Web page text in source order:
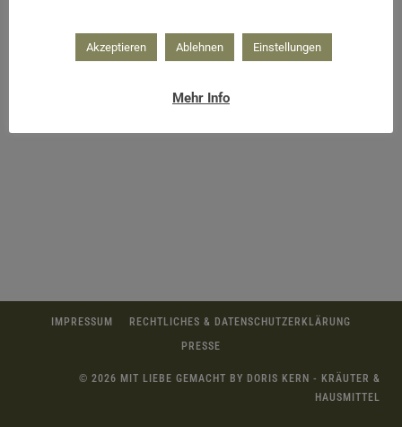
IMPRESSUM
RECHTLICHES & DATENSCHUTZERKLÄRUNG
PRESSE
© 2026 MIT LIEBE GEMACHT BY DORIS KERN - KRÄUTER &
HAUSMITTEL
Akzeptieren Ablehnen Einstellungen
Mehr Info